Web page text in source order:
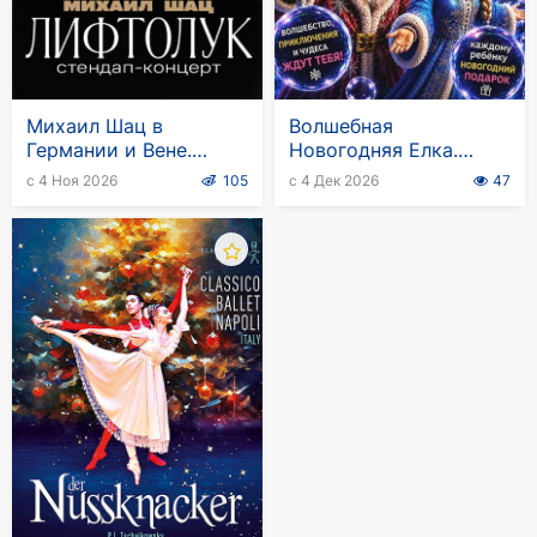
Михаил Шац в
Германии и Вене.
Стендап-тур
с 4 Ноя 2026 105
Волшебная
Новогодняя Елка.
Новый год в стране
с 4 Дек 2026 47